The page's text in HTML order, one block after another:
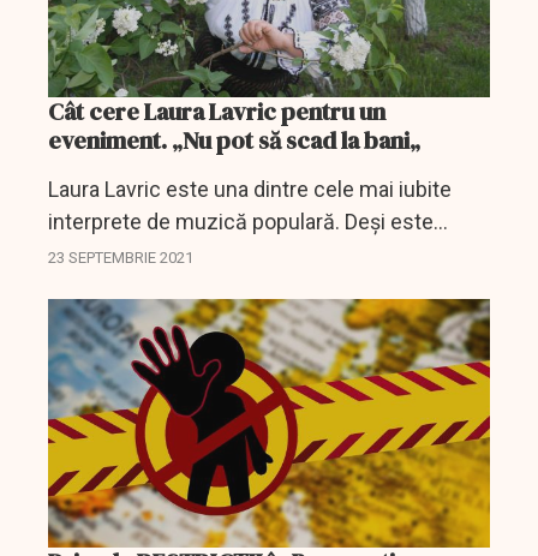
Cât cere Laura Lavric pentru un
eveniment. „Nu pot să scad la bani„
Laura Lavric este una dintre cele mai iubite
interprete de muzică populară. Deși este
pandemie, artista nu și-a micșorat tarifiul
deloc una...
23 SEPTEMBRIE 2021